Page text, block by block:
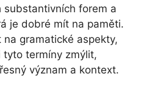
forem a
je dobré mít na paměti.
gramatické aspekty,
tyto termíny zmýlit,
význam a kontext.